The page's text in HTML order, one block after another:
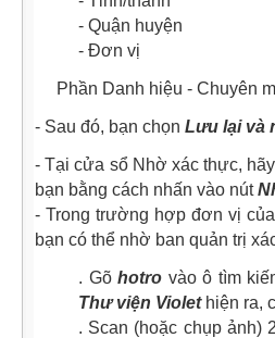
- Quận huyện
- Đơn vị
Phần Danh hiệu - Chuyên
- Sau đó, bạn chọn Lưu lại và
- Tại cửa sổ Nhờ xác thực,
bạn bằng cách nhấn vào nút
- Trong trường hợp đơn vị
bạn có thể nhờ ban quản trị
. Gõhotro vào ô tìm
Thư viện Violethiện ra,
. Scan (hoặc chụp ảnh)